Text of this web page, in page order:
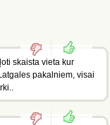
skaista vieta kur
pakalniem, visai